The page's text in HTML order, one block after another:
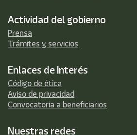
Actividad del gobierno
Prensa
Trámites y servicios
Enlaces de interés
Código de ética
Aviso de privacidad
Convocatoria a beneficiarios
Nuestras redes